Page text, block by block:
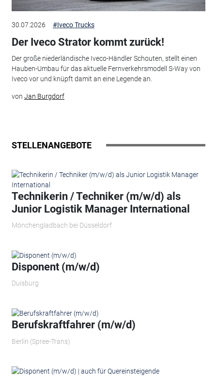
30.07.2026 #Iveco Trucks
Der Iveco Strator kommt zurück!
Der große niederländische Iveco-Händler Schouten, stellt einen
Hauben-Umbau für das aktuelle Fernverkehrsmodell S-Way von
Iveco vor und knüpft damit an eine Legende an.
von Jan Burgdorf
STELLENANGEBOTE
Technikerin / Techniker (m/w/d) als
Junior Logistik Manager International
Mönchengladbach bei Düsseldorf
Disponent (m/w/d)
Duisburg
Berufskraftfahrer (m/w/d)
Berlin (Spree-Trans)